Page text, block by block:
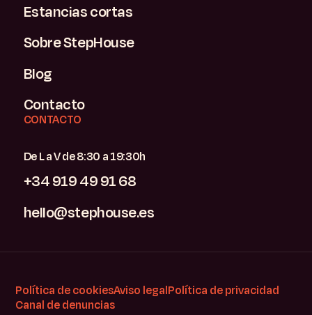
Estancias cortas
Sobre StepHouse
Blog
Contacto
CONTACTO
De L a V de 8:30 a 19:30h
+34 919 49 91 68
hello@stephouse.es
Política de cookiesAviso legalPolítica de privacidad
Canal de denuncias